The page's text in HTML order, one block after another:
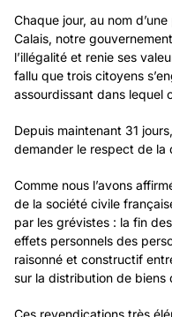
Chaque jour, au nom
Calais, notre
l’illégalité et renie ses
fallu que trois citoyens
assourdissant dans lequel
Depuis maintenant 31
demander le respect de la
Comme nous l’avons
de la société civile
par les grévistes : la fin
effets personnels des
raisonné et constructif
sur la distribution de biens
Ces revendications très